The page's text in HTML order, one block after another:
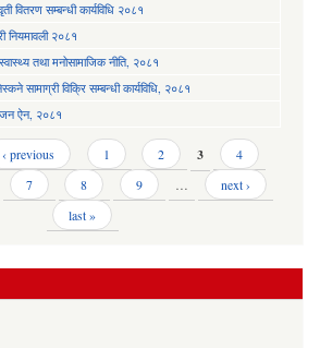
वितरण सम्बन्धी कार्यविधि २०८१
नियमावली २०८१
तथा मनोसामाजिक नीति, २०८१
सामाग्री विक्रि सम्बन्धी कार्यविधि, २०८१
ऐन, २०८१
‹ previous 1 2 3
4
7 8 9 …
next ›
last »